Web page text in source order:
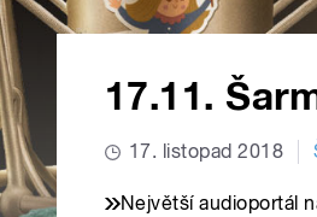
17.11.
17. listopad 2018
Největší audioportál